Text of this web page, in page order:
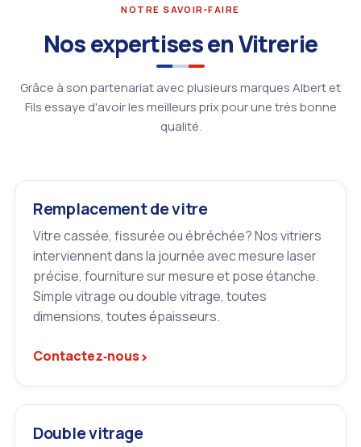
NOTRE SAVOIR‑FAIRE
Nos expertises en Vitrerie
Grâce à son partenariat avec plusieurs marques Albert et
Fils essaye d'avoir les meilleurs prix pour une très bonne
qualité.
Remplacement de vitre
Vitre cassée, fissurée ou ébréchée? Nos vitriers
interviennent dans la journée avec mesure laser
précise, fourniture sur mesure et pose étanche.
Simple vitrage ou double vitrage, toutes
dimensions, toutes épaisseurs.
Contactez‑nous›
Double vitrage